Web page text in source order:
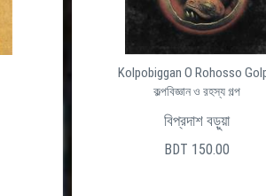
Kolpobiggan O Rohosso
কল্পবিজ্ঞান ও রহস্য গল্প
বিপ্রদাশ বড়ুয়া
BDT 150.00